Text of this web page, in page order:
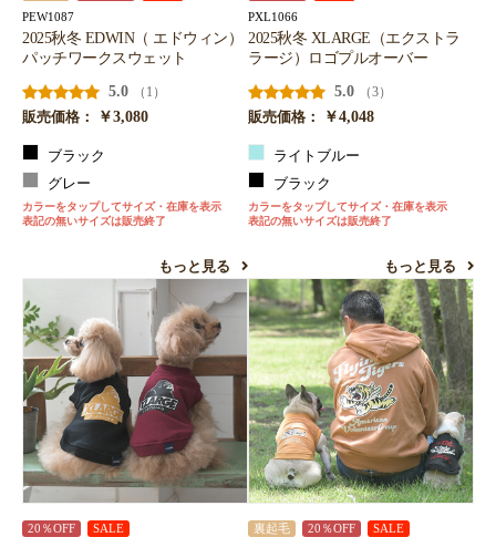
PEW1087
2025秋冬 EDWIN（ エドウィン）
パッチワークスウェット
5.0
（1）
販売価格：
￥3,080
ブラック
グレー
カラーをタップしてサイズ・在庫を表示
表記の無いサイズは販売終了
もっと見る
PXL1066
2025秋冬 XLARGE（エクストラ
ラージ）ロゴプルオーバー
5.0
（3）
販売価格：
￥4,048
ライトブルー
ブラック
カラーをタップしてサイズ・在庫を表示
表記の無いサイズは販売終了
もっと見る
20％OFF SALE 裏起毛 20％OFF SALE